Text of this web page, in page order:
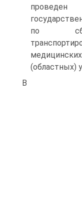
проведен
по
(областных)
В